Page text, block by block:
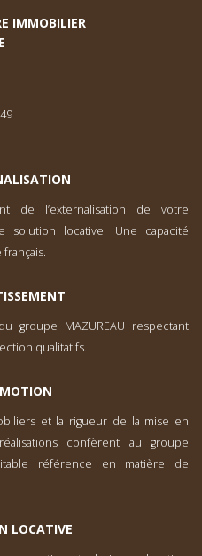
IMMOBILIER
de l’externa­lisation de votre
solution locative. Une capacité
groupe MAZUREAU respectant
qualitatifs.
et la rigueur de la mise en
confèrent au groupe
référence en matière de
LOCATIVE